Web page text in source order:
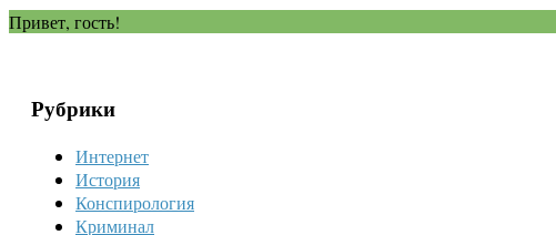
Привет, гость!
Рубрики
Интернет
История
Конспирология
Криминал